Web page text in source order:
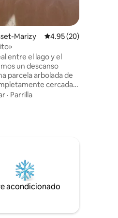
Marizy Calificación
4.95 (20)
entre el lago y el
un descanso
cercada,
insólitos.
Venga a
bajo las estrellas,
de aperitivos y/o
€/persona
· Parrilla
acondicionado